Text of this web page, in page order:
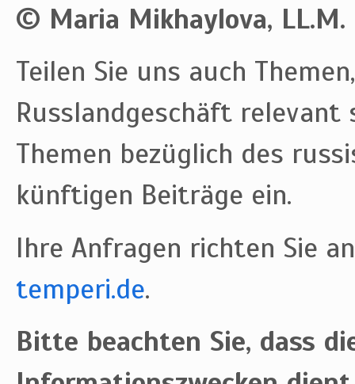
© Maria Mikhaylova, LL.M.
Teilen Sie uns auch
Russlandgeschäft relevant
Themen bezüglich des
künftigen Beiträge ein.
Ihre Anfragen richten Sie
temperi.de.
Bitte beachten Sie, dass